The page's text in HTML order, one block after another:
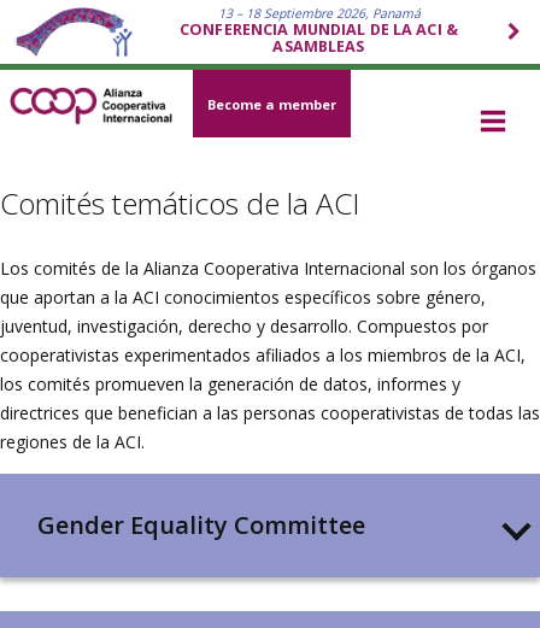
13 – 18 Septiembre 2026, Panamá
CONFERENCIA MUNDIAL DE LA ACI &
ASAMBLEAS
Become a member
Comités temáticos de la ACI
Los comités de la Alianza Cooperativa Internacional son los órganos
que aportan a la ACI conocimientos específicos sobre género,
juventud, investigación, derecho y desarrollo. Compuestos por
cooperativistas experimentados afiliados a los miembros de la ACI,
los comités promueven la generación de datos, informes y
directrices que benefician a las personas cooperativistas de todas las
regiones de la ACI.
Gender Equality Committee